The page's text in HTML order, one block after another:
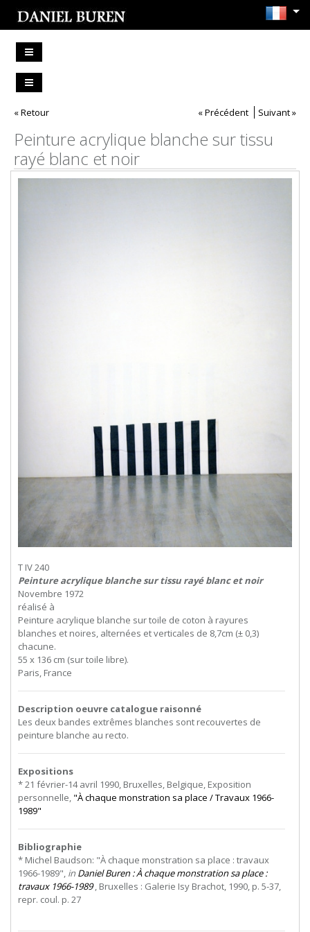
« Retour « Précédent Suivant »
Peinture acrylique blanche sur tissu
rayé blanc et noir
T IV 240
Peinture acrylique blanche sur tissu rayé blanc et noir
Novembre 1972
réalisé à
Peinture acrylique blanche sur toile de coton à rayures
blanches et noires, alternées et verticales de 8,7cm (± 0,3)
chacune.
55 x 136 cm (sur toile libre).
Paris, France
Description oeuvre catalogue raisonné
Les deux bandes extrêmes blanches sont recouvertes de
peinture blanche au recto.
Expositions
* 21 février-14 avril 1990, Bruxelles, Belgique, Exposition
personnelle, "À chaque monstration sa place / Travaux 1966-
1989"
Bibliographie
* Michel Baudson: "À chaque monstration sa place : travaux
1966-1989", in Daniel Buren : À chaque monstration sa place :
travaux 1966-1989, Bruxelles : Galerie Isy Brachot, 1990, p. 5-37,
repr. coul. p. 27